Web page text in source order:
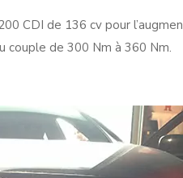
CDI de 136 cv pour
couple de 300 Nm à 360 Nm.